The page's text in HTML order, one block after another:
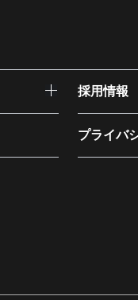
採用情報
プライバ